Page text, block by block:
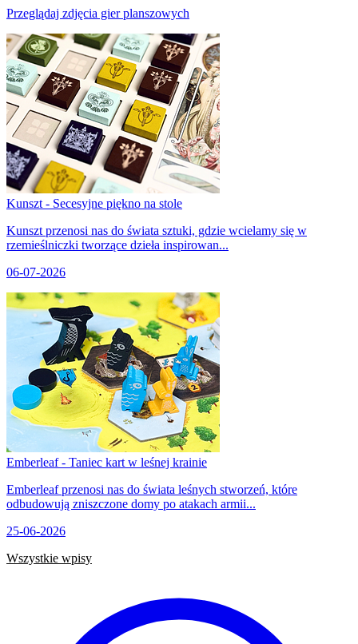
Przeglądaj zdjęcia gier planszowych
Kunszt - Secesyjne piękno na stole
Kunszt przenosi nas do świata sztuki, gdzie wcielamy się w
rzemieślniczki tworzące dzieła inspirowan...
06-07-2026
Emberleaf - Taniec kart w leśnej krainie
Emberleaf przenosi nas do świata leśnych stworzeń, które
odbudowują zniszczone domy po atakach armii...
25-06-2026
Wszystkie wpisy